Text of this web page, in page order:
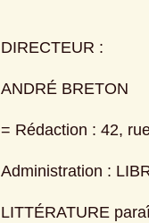
DIRECTEUR :
ANDRÉ BRETON
= Rédaction : 42,
Administration :
LITTÉRATURE